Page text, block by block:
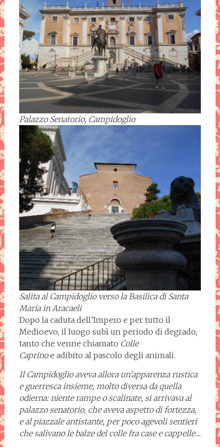
Palazzo Senatorio, Campidoglio
Salita al Campidoglio verso la Basilica di Santa
Maria in Aracaeli
Dopo la caduta dell’Impero e per tutto il
Medioevo, il luogo subì un periodo di degrado,
tanto che venne chiamato Colle
Caprinoe adibito al pascolo degli animali.
Il Campidoglio aveva allora un’apparenza rustica
e guerresca insieme, molto diversa da quella
odierna: niente rampe o scalinate, si arrivava al
palazzo senatorio, che aveva aspetto di fortezza,
e al piazzale antistante, per poco agevoli sentieri
che salivano le balze del colle fra case e cappelle…